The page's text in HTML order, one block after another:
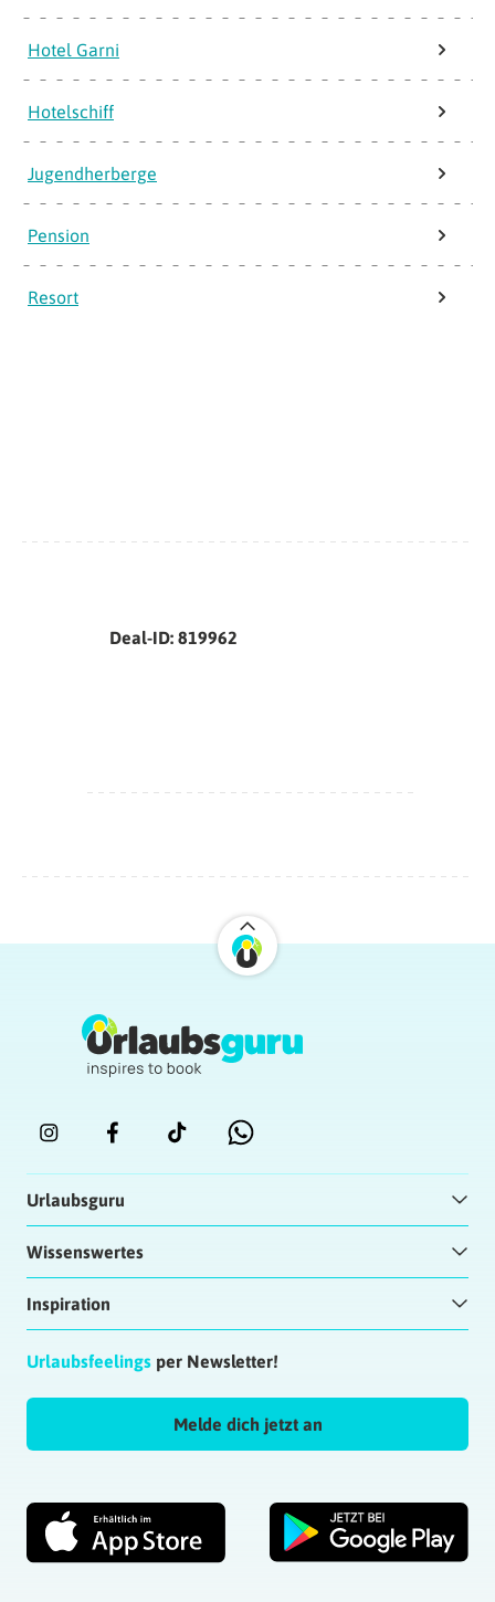
Hotel Garni
Hotelschiff
Jugendherberge
Pension
Resort
Deal-ID: 819962
Urlaubsguru
Wissenswertes
Inspiration
Urlaubsfeelings per Newsletter!
Melde dich jetzt an